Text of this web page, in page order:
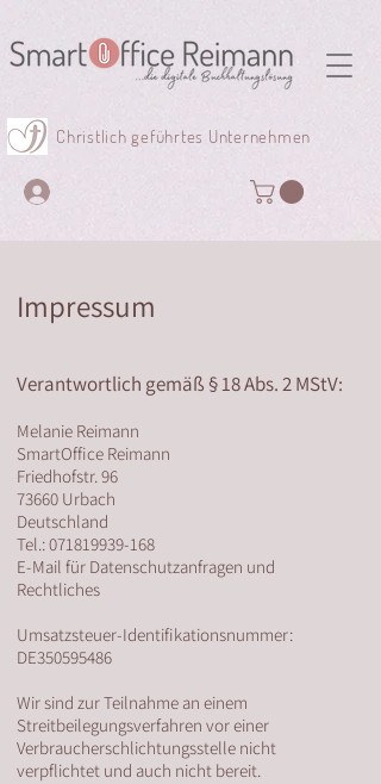
Christlich geführtes Unternehmen
Impressum
Verantwortlich gemäß § 18 Abs. 2 MStV:
Melanie Reimann
SmartOffice Reimann
Friedhofstr. 96
73660 Urbach
Deutschland
Tel.: 071819939-168
E-Mail für Datenschutzanfragen und
Rechtliches
Umsatzsteuer-Identifikationsnummer:
DE350595486
Wir sind zur Teilnahme an einem
Streitbeilegungsverfahren vor einer
Verbraucherschlichtungsstelle nicht
verpflichtet und auch nicht bereit.